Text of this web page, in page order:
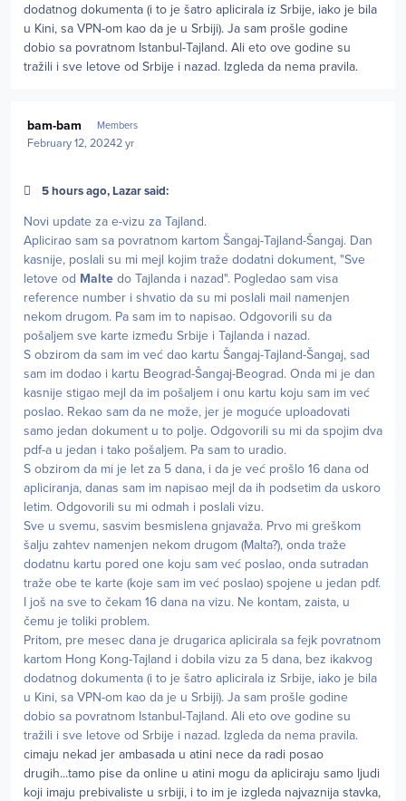
dodatnog dokumenta (i to je šatro aplicirala iz Srbije, iako je bila
u Kini, sa VPN-om kao da je u Srbiji). Ja sam prošle godine
dobio sa povratnom Istanbul-Tajland. Ali eto ove godine su
tražili i sve letove od Srbije i nazad. Izgleda da nema pravila.
bam-bam Members
February 12, 20242 yr
5 hours ago, Lazar said:
Novi update za e-vizu za Tajland.
Aplicirao sam sa povratnom kartom Šangaj-Tajland-Šangaj. Dan
kasnije, poslali su mi mejl kojim traže dodatni dokument, "Sve
letove od Malte do Tajlanda i nazad". Pogledao sam visa
reference number i shvatio da su mi poslali mail namenjen
nekom drugom. Pa sam im to napisao. Odgovorili su da
pošaljem sve karte između Srbije i Tajlanda i nazad.
S obzirom da sam im već dao kartu Šangaj-Tajland-Šangaj, sad
sam im dodao i kartu Beograd-Šangaj-Beograd. Onda mi je dan
kasnije stigao mejl da im pošaljem i onu kartu koju sam im već
poslao. Rekao sam da ne može, jer je moguće uploadovati
samo jedan dokument u to polje. Odgovorili su mi da spojim dva
pdf-a u jedan i tako pošaljem. Pa sam to uradio.
S obzirom da mi je let za 5 dana, i da je već prošlo 16 dana od
apliciranja, danas sam im napisao mejl da ih podsetim da uskoro
letim. Odgovorili su mi odmah i poslali vizu.
Sve u svemu, sasvim besmislena gnjavaža. Prvo mi greškom
šalju zahtev namenjen nekom drugom (Malta?), onda traže
dodatnu kartu pored one koju sam već poslao, onda sutradan
traže obe te karte (koje sam im već poslao) spojene u jedan pdf.
I još na sve to čekam 16 dana na vizu. Ne kontam, zaista, u
čemu je toliki problem.
Pritom, pre mesec dana je drugarica aplicirala sa fejk povratnom
kartom Hong Kong-Tajland i dobila vizu za 5 dana, bez ikakvog
dodatnog dokumenta (i to je šatro aplicirala iz Srbije, iako je bila
u Kini, sa VPN-om kao da je u Srbiji). Ja sam prošle godine
dobio sa povratnom Istanbul-Tajland. Ali eto ove godine su
tražili i sve letove od Srbije i nazad. Izgleda da nema pravila.
cimaju nekad jer ambasada u atini nece da radi posao
drugih...tamo pise da online u atini mogu da apliciraju samo ljudi
koji imaju prebivaliste u srbiji, i to im je izgleda najvaznija stavka,